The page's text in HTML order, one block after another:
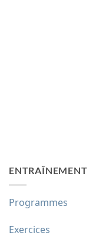
ENTRAÎNEMENT
Programmes
Exercices